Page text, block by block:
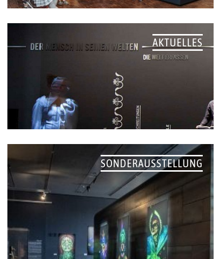
AKTUELLES
SONDERAUSSTELLUNG